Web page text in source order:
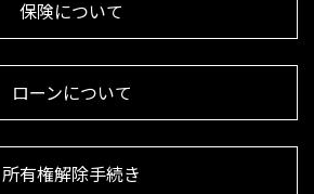
保険について
ローンについて
所有権解除手続き